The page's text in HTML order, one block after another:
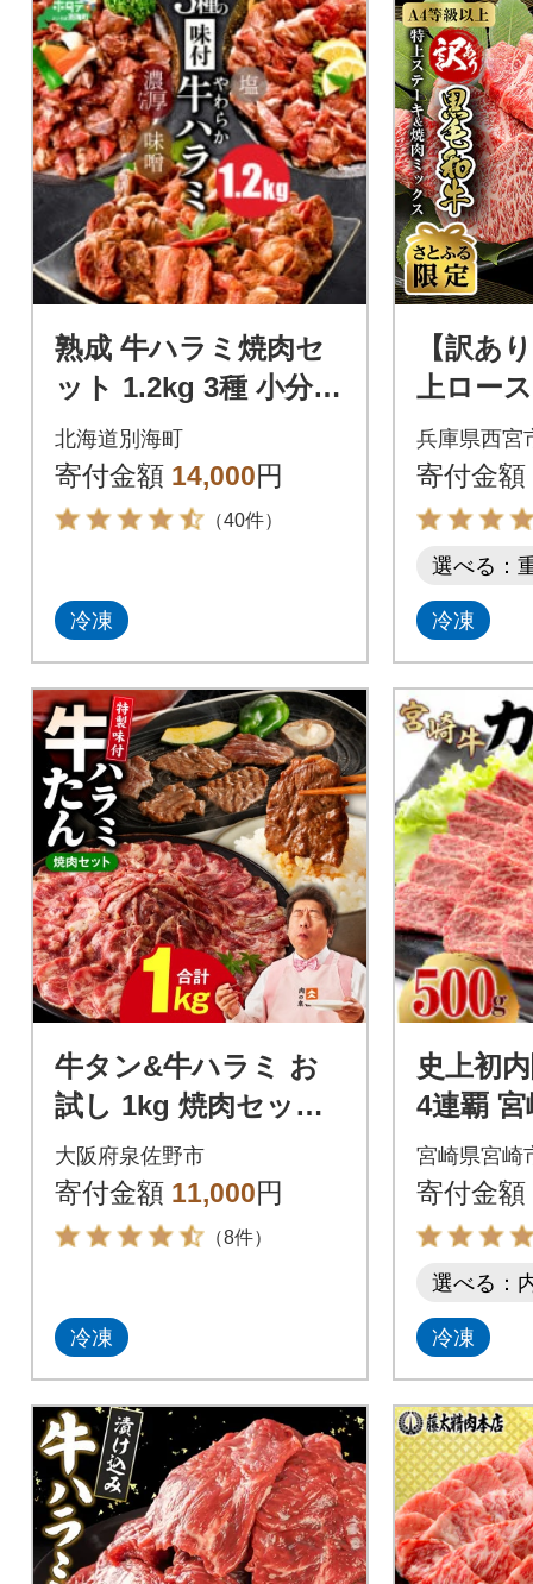
熟成 牛ハラミ焼肉セ
ット 1.2kg 3種 小分け
400g×3 牛サガリ肉好
きにもおススメ 訳あ
り
北海道別海町
寄付金額 14,000円
（40件）
冷凍
【訳あ
上ロー
テーキ1
焼肉ミ
【さと
兵庫県西宮
寄付金額
選べる：
冷凍
牛タン&牛ハラミ お
試し 1kg 焼肉セット
訳あり サイズ不揃い
大阪府泉佐野市
寄付金額 11,000円
（8件）
冷凍
史上初
4連覇
黒毛和
焼肉 バ
0g
宮崎県宮崎
寄付金額
選べる：
冷凍